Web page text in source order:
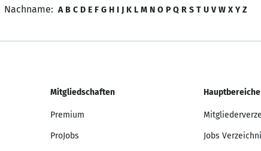
Nachname: A B C D E F G H I J K L M N O P Q R S T U V W X Y Z
Mitgliedschaften
Premium
ProJobs
Hauptbereiche
Jobs